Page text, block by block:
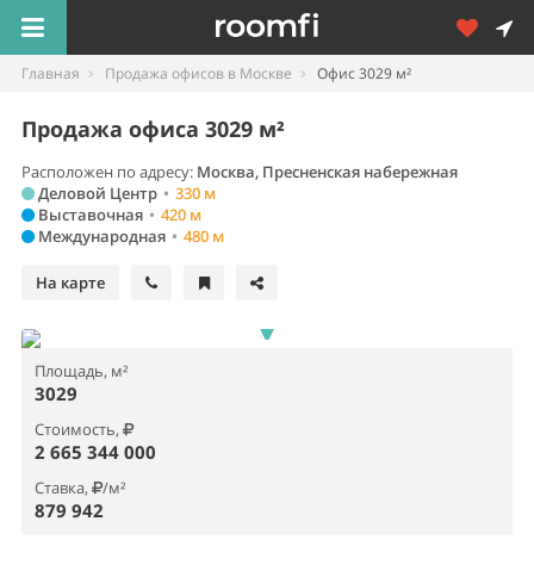
Главная Продажа офисов в Москве Офис 3029 м²
Продажа офиса 3029 м²
Расположен по адресу: Москва, Пресненская набережная
Деловой Центр • 330 м
Выставочная • 420 м
Международная • 480 м
На карте
Площадь, м²
3029
Стоимость,
2 665 344 000
Ставка, /м²
879 942